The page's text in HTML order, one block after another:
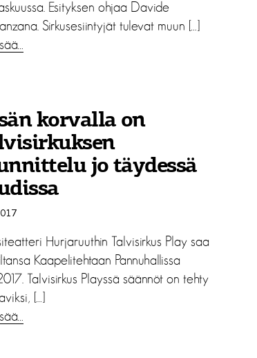
Esityksen ohjaa Davide
Sirkusesiintyjät tulevat muun […]
korvalla on
jo täydessä
Hurjaruuthin Talvisirkus Play saa
Kaapelitehtaan Pannuhallissa
Talvisirkus Playssä säännöt on tehty
[…]